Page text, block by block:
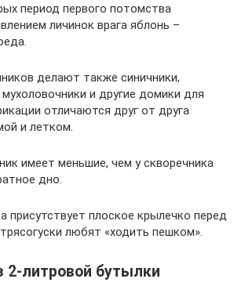
период первого потомства
личинок врага яблонь –
делают также синичники,
мухоловочники и другие домики для
отличаются друг от друга
и летком.
имеет меньшие, чем у скворечника
дно.
присутствует плоское крылечко перед
любят «ходить пешком».
2-литровой бутылки